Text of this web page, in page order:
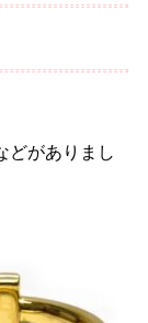
どがありまし